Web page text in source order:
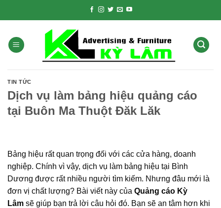
TIN TỨC
Dịch vụ làm bảng hiệu quảng cáo
tại Buôn Ma Thuột Đăk Lăk
Bảng hiệu rất quan trọng đối với các cửa hàng, doanh
nghiệp. Chính vì vậy, dịch vụ làm bảng hiệu tại Bình
Dương được rất nhiều người tìm kiếm. Nhưng đâu mới là
đơn vị chất lượng? Bài viết này của Quảng cáo Kỳ
Lâm sẽ giúp bạn trả lời câu hỏi đó. Bạn sẽ an tâm hơn khi